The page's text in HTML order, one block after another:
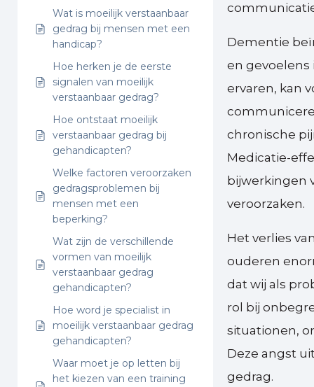
Wat is moeilijk verstaanbaar
gedrag bij mensen met een
handicap?
Hoe herken je de eerste
signalen van moeilijk
verstaanbaar gedrag?
Hoe ontstaat moeilijk
verstaanbaar gedrag bij
gehandicapten?
Welke factoren veroorzaken
gedragsproblemen bij
mensen met een
beperking?
Wat zijn de verschillende
vormen van moeilijk
verstaanbaar gedrag
gehandicapten?
Hoe word je specialist in
moeilijk verstaanbaar gedrag
gehandicapten?
Waar moet je op letten bij
het kiezen van een training
Dementie
en gevoelens
ervaren, kan
chronische
Medicatie-
bijwerkingen
veroorzaken.
Het verlies
ouderen
dat wij als
rol bij
situationen,
Deze angst
gedrag.